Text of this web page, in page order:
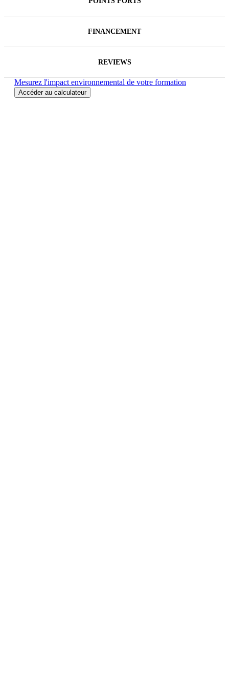
FINANCEMENT
REVIEWS
Mesurez l'impact environnemental de votre formation
Accéder au calculateur